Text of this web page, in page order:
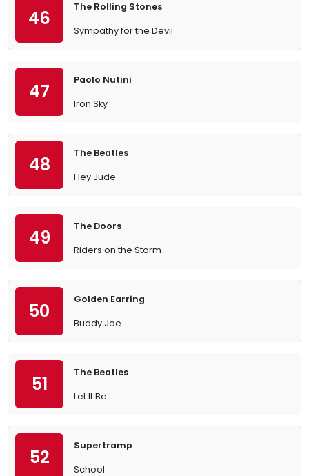
46
The Rolling Stones
Sympathy for the Devil
47
Paolo Nutini
Iron Sky
48
The Beatles
Hey Jude
49
The Doors
Riders on the Storm
50
Golden Earring
Buddy Joe
51
The Beatles
Let It Be
52
Supertramp
School